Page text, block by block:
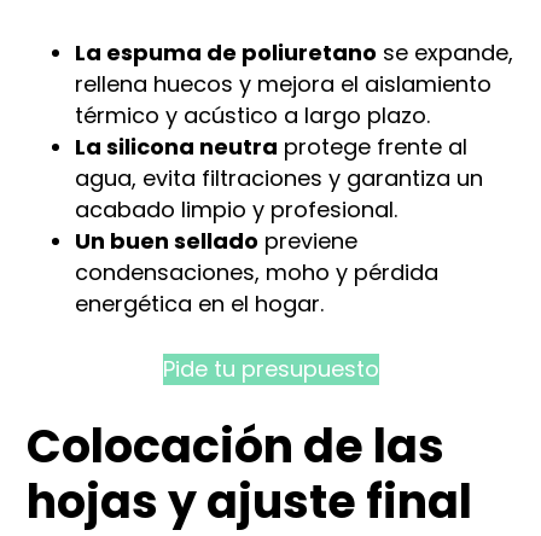
La espuma de poliuretano se expande,
rellena huecos y mejora el aislamiento
térmico y acústico a largo plazo.
La silicona neutra protege frente al
agua, evita filtraciones y garantiza un
acabado limpio y profesional.
Un buen sellado previene
condensaciones, moho y pérdida
energética en el hogar.
Pide tu presupuesto
Colocación de las
hojas y ajuste final